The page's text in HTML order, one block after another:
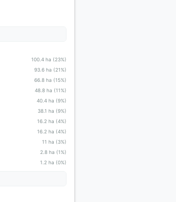
100.4 ha (23%)
93.6 ha (21%)
66.8 ha (15%)
48.8 ha (11%)
40.4 ha (9%)
38.1 ha (9%)
16.2 ha (4%)
16.2 ha (4%)
11 ha (3%)
2.8 ha (1%)
1.2 ha (0%)